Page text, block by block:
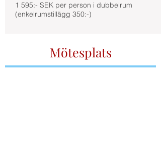
1 595:- SEK per person i dubbelrum
(enkelrumstillägg 350:-)
Mötesplats